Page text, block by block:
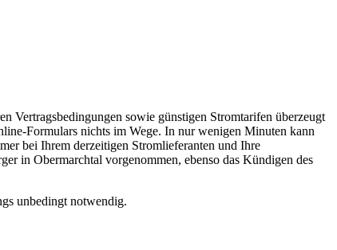
Vertragsbedingungen sowie günstigen Stromtarifen überzeugt
Formulars nichts im Wege. In nur wenigen Minuten kann
bei Ihrem derzeitigen Stromlieferanten und Ihre
in Obermarchtal vorgenommen, ebenso das Kündigen des
unbedingt notwendig.